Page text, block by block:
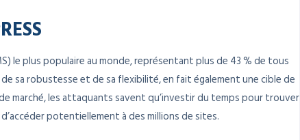
le plus populaire au monde, représentant plus de 43 % de tous
sa robustesse et de sa flexibilité, en fait également une cible de
marché, les attaquants savent qu’investir du temps pour trouver
potentiellement à des millions de sites.